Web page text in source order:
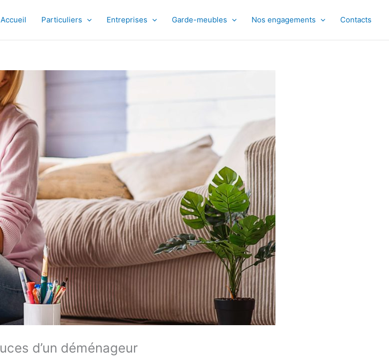
Accueil Particuliers Entreprises Garde-meubles Nos engagements Contacts
d’un déménageur